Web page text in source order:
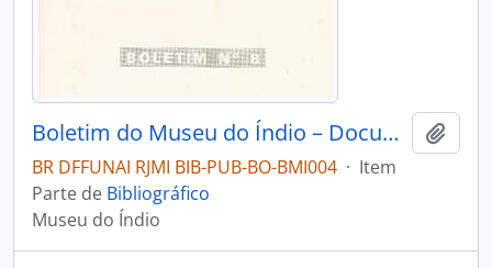
Boletim do Museu do Índio – Documentação – Nº 8
BR DFFUNAI RJMI BIB-PUB-BO-BMI004 · Item
Parte de Bibliográfico
Museu do Índio